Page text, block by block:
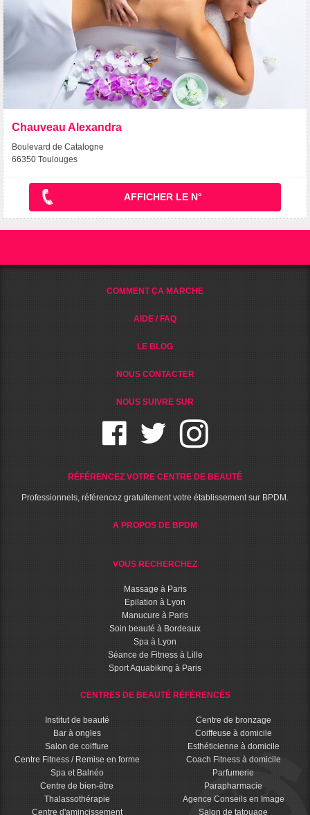
Chauveau Alexandra
Boulevard de Catalogne
66350 Toulouges
AFFICHER LE N°
COMMENT ÇA MARCHE
AIDE / FAQ
LE BLOG
NOUS CONTACTER
NOUS SUIVRE SUR
RÉFÉRENCEZ VOTRE CENTRE DE BEAUTÉ
Professionnels, référencez gratuitement votre établissement sur BPDM.
A PROPOS DE BPDM
VOUS RECHERCHEZ
Massage à Paris
Epilation à Lyon
Manucure à Paris
Soin beauté à Bordeaux
Spa à Lyon
Séance de Fitness à Lille
Sport Aquabiking à Paris
CENTRES DE BEAUTÉ RÉFÉRENCÉS
Institut de beauté
Bar à ongles
Salon de coiffure
Centre Fitness / Remise en forme
Spa et Balnéo
Centre de bien-être
Thalassothérapie
Centre d'amincissement
Centre de bronzage
Coiffeuse à domicile
Esthéticienne à domicile
Coach Fitness à domicile
Parfumerie
Parapharmacie
Agence Conseils en Image
Salon de tatouage